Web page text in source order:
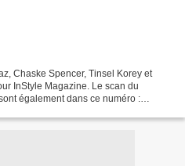
Chaske Spencer, Tinsel Korey et
InStyle Magazine. Le scan du
également dans ce numéro :